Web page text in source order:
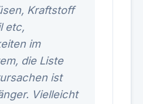
Kraftstoff
etc,
im
die Liste
ist
Vielleicht